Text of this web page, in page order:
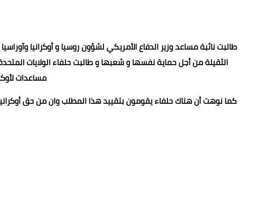
طالبت نائبة مساعد وزير الدفاع الأمريكي لشؤون روسيا و أوكرانيا
الثقيلة من أجل حماية نفسها و شعبها و طالبت حلفاء الولايات
مساعدات
كما نوهت أن هناك حلفاء يقومون بتقييد هذا المطلب وان من حق